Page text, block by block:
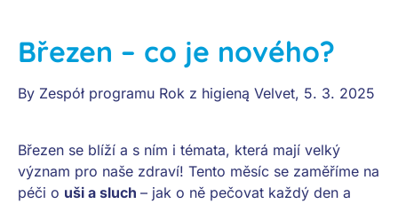
Březen – co je nového?
By Zespół programu Rok z higieną Velvet, 5. 3. 2025
Březen se blíží a s ním i témata, která mají velký
význam pro naše zdraví! Tento měsíc se zaměříme na
péči o uši a sluch – jak o ně pečovat každý den a